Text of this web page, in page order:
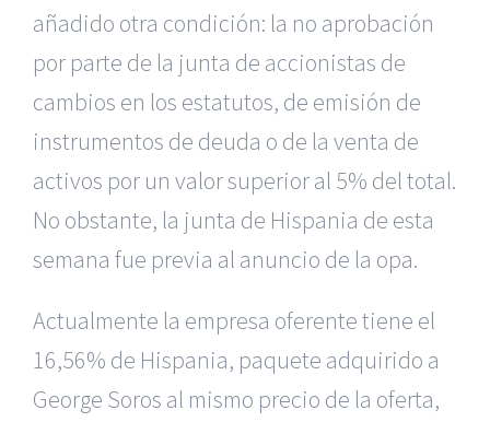
añadido otra condición: la no aprobación
por parte de la junta de accionistas de
cambios en los estatutos, de emisión de
instrumentos de deuda o de la venta de
activos por un valor superior al 5% del total.
No obstante, la junta de Hispania de esta
semana fue previa al anuncio de la opa.
Actualmente la empresa oferente tiene el
16,56% de Hispania, paquete adquirido a
George Soros al mismo precio de la oferta,